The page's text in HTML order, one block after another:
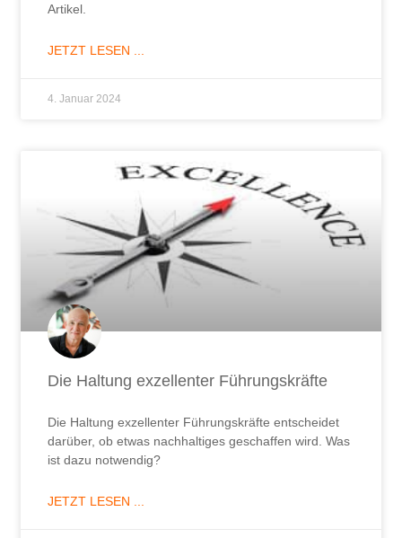
Artikel.
JETZT LESEN ...
4. Januar 2024
Die Haltung exzellenter Führungskräfte
Die Haltung exzellenter Führungskräfte entscheidet
darüber, ob etwas nachhaltiges geschaffen wird. Was
ist dazu notwendig?
JETZT LESEN ...